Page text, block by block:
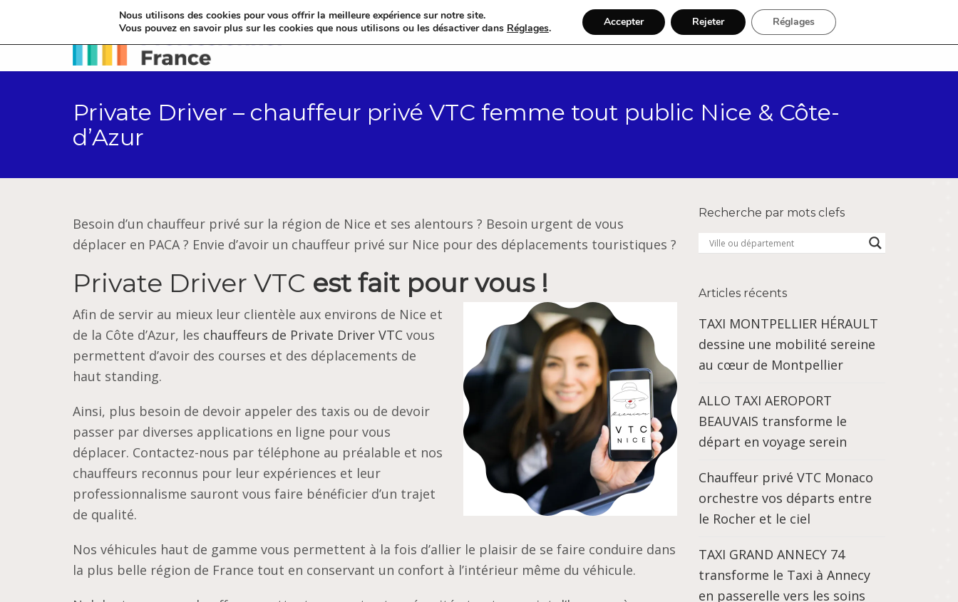
Accueil Catégories Par région Inscription
Private Driver – chauffeur privé VTC femme tout public Nice & Côte-
d’Azur
Besoin d’un chauffeur privé sur la région de Nice et ses alentours ? Besoin urgent de vous
déplacer en PACA ? Envie d’avoir un chauffeur privé sur Nice pour des déplacements touristiques ?
Private Driver VTC est fait pour vous !
Afin de servir au mieux leur clientèle aux environs de Nice et
de la Côte d’Azur, les chauffeurs de Private Driver VTC vous
permettent d’avoir des courses et des déplacements de
haut standing.
Ainsi, plus besoin de devoir appeler des taxis ou de devoir
passer par diverses applications en ligne pour vous
déplacer. Contactez-nous par téléphone au préalable et nos
chauffeurs reconnus pour leur expériences et leur
professionnalisme sauront vous faire bénéficier d’un trajet
de qualité.
Nos véhicules haut de gamme vous permettent à la fois d’allier le plaisir de se faire conduire dans
la plus belle région de France tout en conservant un confort à l’intérieur même du véhicule.
Recherche par mots clefs
Articles récents
TAXI MONTPELLIER HÉRAULT
dessine une mobilité sereine
au cœur de Montpellier
ALLO TAXI AEROPORT
BEAUVAIS transforme le
départ en voyage serein
Chauffeur privé VTC Monaco
orchestre vos départs entre
le Rocher et le ciel
TAXI GRAND ANNECY 74
transforme le Taxi à Annecy
en passerelle vers les soins
Nous utilisons des cookies pour vous offrir la meilleure expérience sur notre site.
Vous pouvez en savoir plus sur les cookies que nous utilisons ou les désactiver dans Réglages. Accepter Rejeter Réglages